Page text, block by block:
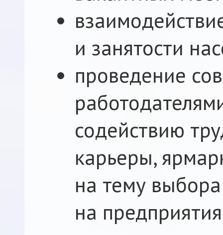
и занятости
проведение
содействию
карьеры,
на тему
на